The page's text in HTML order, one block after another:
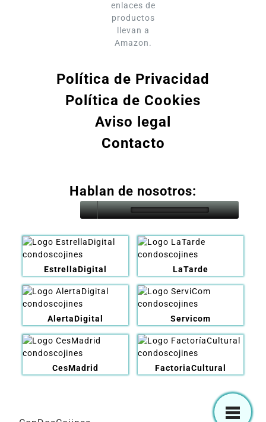
enlaces de
productos
llevan a
Amazon.
Política de Privacidad
Política de Cookies
Aviso legal
Contacto
Hablan de nosotros:
EstrellaDigital LaTarde
AlertaDigital Servicom
CesMadrid FactoriaCultural